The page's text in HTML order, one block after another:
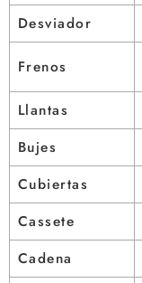
Desviador
Frenos
Llantas
Bujes
Cubiertas
Cassete
Cadena